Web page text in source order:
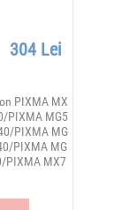
304 Lei
PIXMA MX
PIXMA MG5
PIXMA MG
PIXMA MG
PIXMA MX7